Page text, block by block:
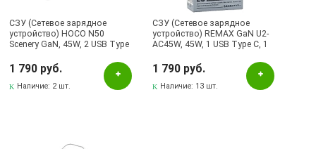
СЗУ (Сетевое зарядное
устройство) HOCO N50
Scenery GaN, 45W, 2 USB Type
белый
1 790 руб.
Наличие: 2 шт.
СЗУ (Сетевое зарядное
устройство) REMAX GaN U2-
AC45W, 45W, 1 USB Type C, 1
черный
1 790 руб.
Наличие: 13 шт.